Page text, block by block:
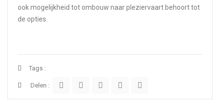
ook mogelijkheid tot ombouw naar pleziervaart behoort tot
de opties.
Tags :
Delen :